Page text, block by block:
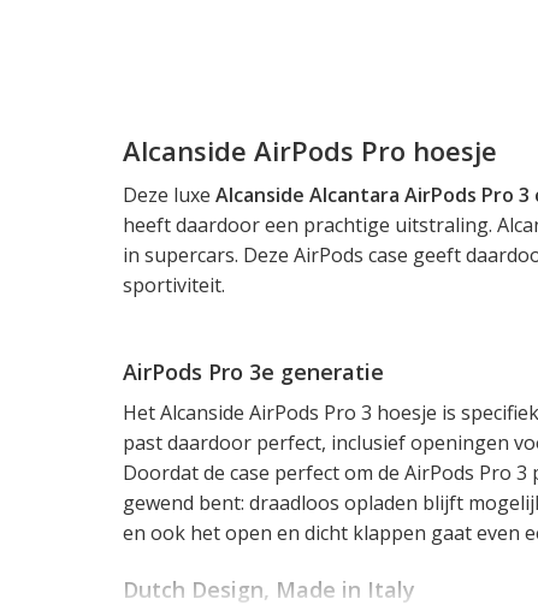
Alcanside AirPods Pro hoesje
Deze luxe Alcanside Alcantara AirPods Pro 3
heeft daardoor een prachtige uitstraling.
in supercars. Deze AirPods case geeft
sportiviteit.
AirPods Pro 3e generatie
Het Alcanside AirPods Pro 3 hoesje is
past daardoor perfect, inclusief openingen
Doordat de case perfect om de AirPods Pro
gewend bent: draadloos opladen blijft
en ook het open en dicht klappen gaat even
Dutch Design, Made in Italy